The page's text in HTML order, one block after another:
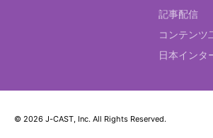
記事配信
コンテンツ
日本インタ
© 2026 J-CAST, Inc. All Rights Reserved.